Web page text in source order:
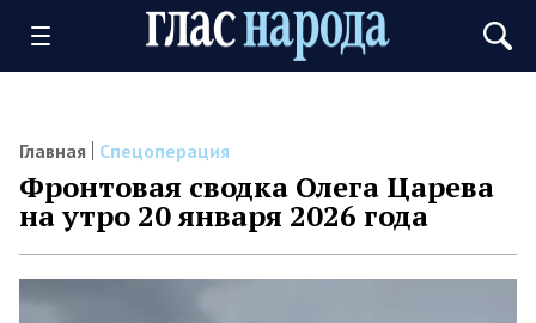
Главная Спецоперация
Фронтовая сводка Олега Царева
на утро 20 января 2026 года